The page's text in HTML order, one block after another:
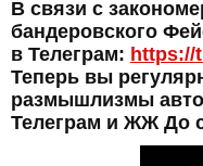
В связи с
бандеровского
в Телеграм: https://
Теперь вы
размышлизмы
Телеграм и ЖЖ До